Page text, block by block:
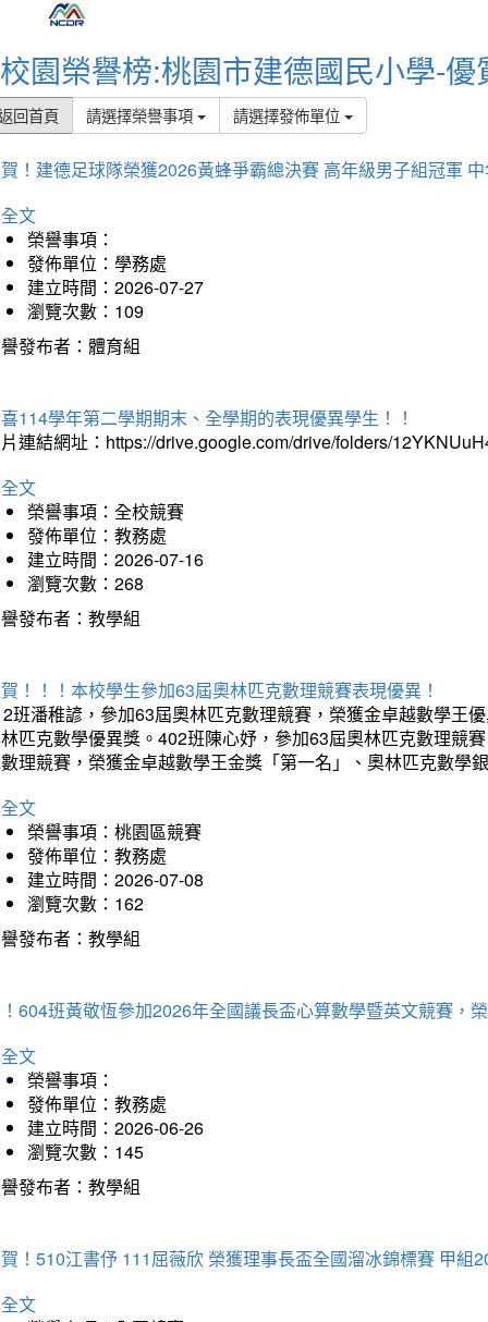
校園榮譽榜:桃園市建德國民小學-優
回首頁 請選擇榮譽事項 請選擇發佈單位
！建德足球隊榮獲2026黃蜂爭霸總決賽 高年級男子組冠軍
文
榮譽事項：
發佈單位：學務處
建立時間：2026-07-27
瀏覽次數：109
發布者：體育組
114學年第二學期期末、全學期的表現優異學生！！
連結網址：https://drive.google.com/drive/folders/
文
榮譽事項：全校競賽
發佈單位：教務處
建立時間：2026-07-16
瀏覽次數：268
發布者：教學組
！！！本校學生參加63屆奧林匹克數理競賽表現優異！
班潘稚諺，參加63屆奧林匹克數理競賽，榮獲金卓越數學王
匹克數學優異獎。402班陳心妤，參加63屆奧林匹克數理競
理競賽，榮獲金卓越數學王金獎「第一名」、奧林匹克數學
文
榮譽事項：桃園區競賽
發佈單位：教務處
建立時間：2026-07-08
瀏覽次數：162
發布者：教學組
604班黃敬恆參加2026年全國議長盃心算數學暨英文競賽，
文
榮譽事項：
發佈單位：教務處
建立時間：2026-06-26
瀏覽次數：145
發布者：教學組
！510江書伃 111屈薇欣 榮獲理事長盃全國溜冰錦標賽 甲組
文